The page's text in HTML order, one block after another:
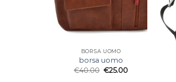
BORSA UOMO
borsa uomo
€40.00 €25.00